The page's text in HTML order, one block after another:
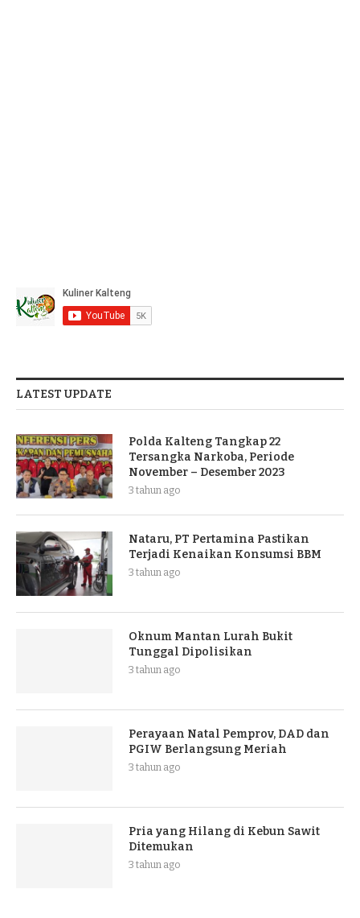
LATEST UPDATE
Polda Kalteng Tangkap 22
Tersangka Narkoba, Periode
November – Desember 2023
3 tahun ago
Nataru, PT Pertamina Pastikan
Terjadi Kenaikan Konsumsi BBM
3 tahun ago
Oknum Mantan Lurah Bukit
Tunggal Dipolisikan
3 tahun ago
Perayaan Natal Pemprov, DAD dan
PGIW Berlangsung Meriah
3 tahun ago
Pria yang Hilang di Kebun Sawit
Ditemukan
3 tahun ago